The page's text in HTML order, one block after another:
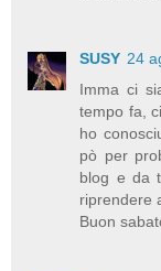
SUSY 24
Imma ci
tempo fa,
ho
pò per
blog e da
riprendere
Buon